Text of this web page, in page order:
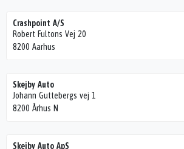
Crashpoint A/S
Robert Fultons Vej 20
8200 Aarhus
Skejby Auto
Johann Guttebergs vej 1
8200 Århus N
Skejby Auto ApS